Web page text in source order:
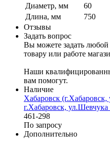
Диаметр, мм
60
Длина, мм
750
Отзывы
Задать вопрос
Вы можете задать
товару или работе
Наши
вам помогут.
Наличие
Хабаровск
г.Хабаровск,
461-298
По запросу
Дополнительно